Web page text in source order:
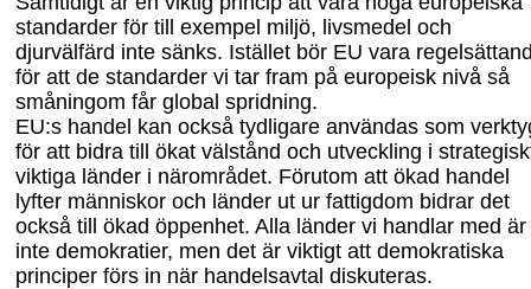
standarder för till exempel miljö, livsmedel och
djurvälfärd inte sänks. Istället bör EU vara
för att de standarder vi tar fram på europeisk nivå så
småningom får global spridning.
EU:s handel kan också tydligare användas som
för att bidra till ökat välstånd och utveckling i
viktiga länder i närområdet. Förutom att ökad handel
lyfter människor och länder ut ur fattigdom bidrar det
också till ökad öppenhet. Alla länder vi handlar med är
inte demokratier, men det är viktigt att demokratiska
principer förs in när handelsavtal diskuteras.